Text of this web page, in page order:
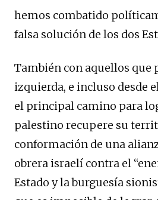
hemos combatido
falsa solución de los dos
También con aquellos que
izquierda, e incluso desde
el principal camino para
palestino recupere su
conformación de una
obrera israelí contra el
Estado y la burguesía